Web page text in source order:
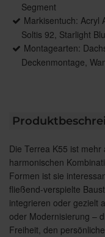
Segment
Markisentuch: Acryl
Soltis 92, Starlight
Montagearten:
Deckenmontage,
Die Terrea K55 ist
harmonischen
Formen ist sie
fließend-verspielte
integrieren oder gezielt
oder Modernisierung –
Freiheit, den